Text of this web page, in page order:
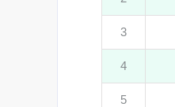
3
4
5